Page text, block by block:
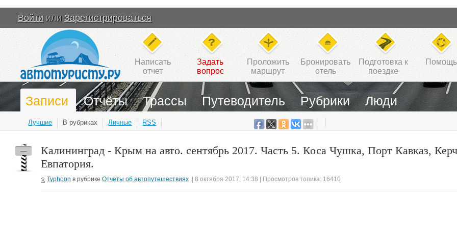
Войти или Зарегистрироваться
Написать
отчет
Задать
вопрос
Проложить
маршрут
Бронировать
отель
Подготовка к
поездке
Помощь
Записи
Лучшие В рубриках Личные RSS
Отчёты Трассы Путеводитель Рубрики Люди
Калининград - Крым на авто. сентябрь 2017. Часть 5. Коса Чушка, Порт Кавказ,
Евпатория.
Typhoon в рубрикеОтчёты об автопутешествиях | 8 октября 2017, 14:38 | Просмотров топика: 16410
—